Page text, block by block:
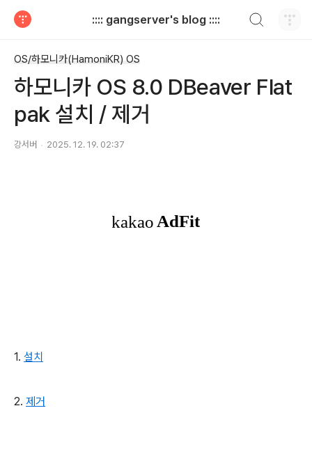
:::: gangserver's blog ::::
OS/하모니카(HamoniKR) OS
하모니카 OS 8.0 DBeaver Flat
pak 설치 / 제거
강서버 2025. 12. 19. 02:37
1. 설치
2. 제거